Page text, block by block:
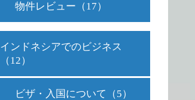
物件レビュー（17）
インドネシアでのビジネス
（12）
ビザ・入国について（5）